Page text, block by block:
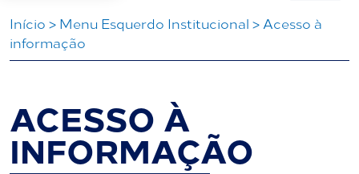
Iní­cio > Menu Esquerdo Institucional > Acesso à
informação
ACESSO À
INFORMAÇÃO